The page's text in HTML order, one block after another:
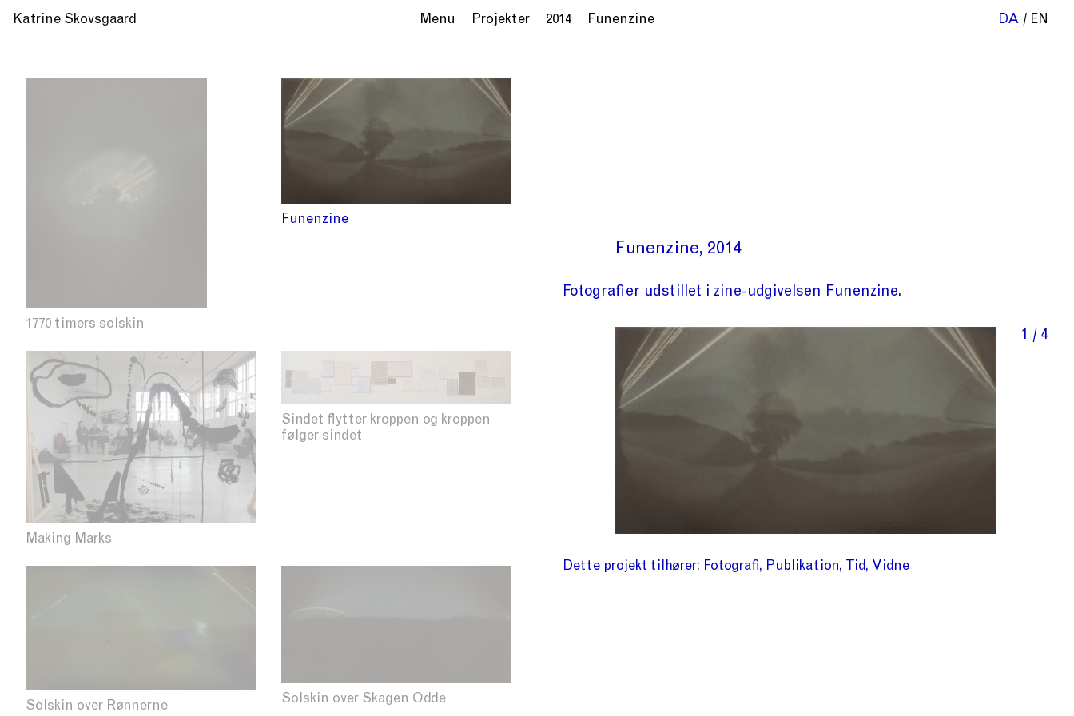
Katrine Skovsgaard Menu Projekter 2014 Funenzine DA EN
1770 timers solskin
Funenzine
Making Marks
Sindet flytter kroppen og kroppen
følger sindet
Solskin over Rønnerne
Solskin over Skagen Odde
Funenzine 2014
Fotografier udstillet i zine-udgivelsen Funenzine.
1 / 4
Dette projekt tilhører Fotografi Publikation Tid Vidne